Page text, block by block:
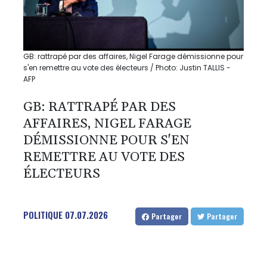
GB: rattrapé par des affaires, Nigel Farage démissionne pour
s'en remettre au vote des électeurs / Photo: Justin TALLIS -
AFP
GB: RATTRAPÉ PAR DES
AFFAIRES, NIGEL FARAGE
DÉMISSIONNE POUR S'EN
REMETTRE AU VOTE DES
ÉLECTEURS
POLITIQUE 07.07.2026 Partager Partager